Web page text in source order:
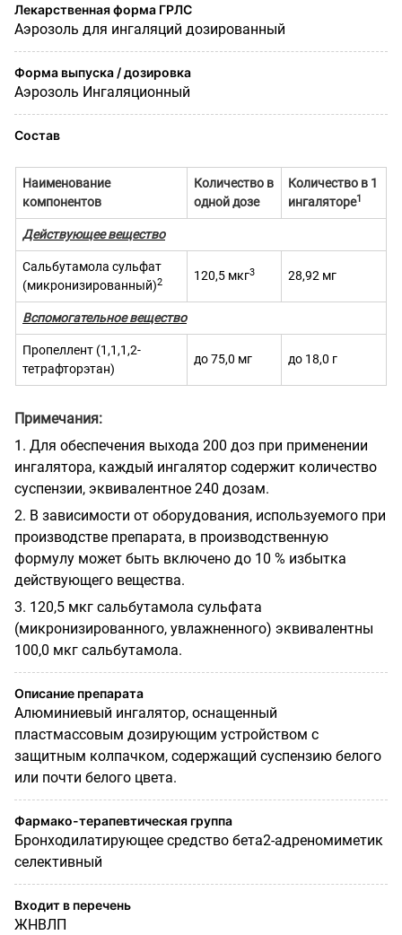
Лекарственная форма ГРЛС
Аэрозоль для ингаляций дозированный
Форма выпуска / дозировка
Аэрозоль Ингаляционный
Состав
Наименование
компонентов
Количество в
одной дозе
Количество в 1
ингаляторе1
Действующее вещество
Сальбутамола сульфат
(микронизированный)2 120,5 мкг3 28,92 мг
Вспомогательное вещество
Пропеллент (1,1,1,2-
тетрафторэтан)
до 75,0 мг до 18,0 г
Примечания:
1. Для обеспечения выхода 200 доз при применении
ингалятора, каждый ингалятор содержит количество
суспензии, эквивалентное 240 дозам.
2. В зависимости от оборудования, используемого при
производстве препарата, в производственную
формулу может быть включено до 10 % избытка
действующего вещества.
3. 120,5 мкг сальбутамола сульфата
(микронизированного, увлажненного) эквивалентны
100,0 мкг сальбутамола.
Описание препарата
Алюминиевый ингалятор, оснащенный
пластмассовым дозирующим устройством с
защитным колпачком, содержащий суспензию белого
или почти белого цвета.
Фармако-терапевтическая группа
Бронходилатирующее средство бета2-адреномиметик
селективный
Входит в перечень
ЖНВЛП